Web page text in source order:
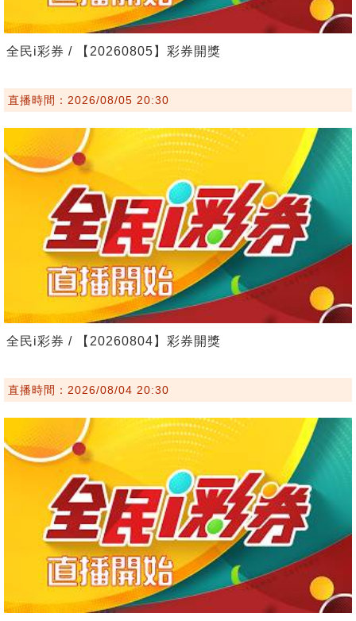
全民i彩券 / 【20260805】彩券開獎
直播時間：2026/08/05 20:30
全民i彩券 / 【20260804】彩券開獎
直播時間：2026/08/04 20:30